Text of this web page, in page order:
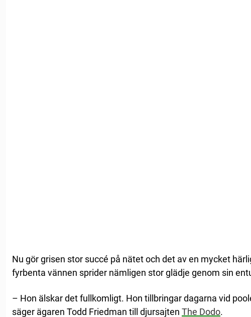
Nu gör grisen stor succé på nätet och det av en mycket
fyrbenta vännen sprider nämligen stor glädje genom sin
– Hon älskar det fullkomligt. Hon tillbringar dagarna vid
säger ägaren Todd Friedman till djursajten The Dodo.